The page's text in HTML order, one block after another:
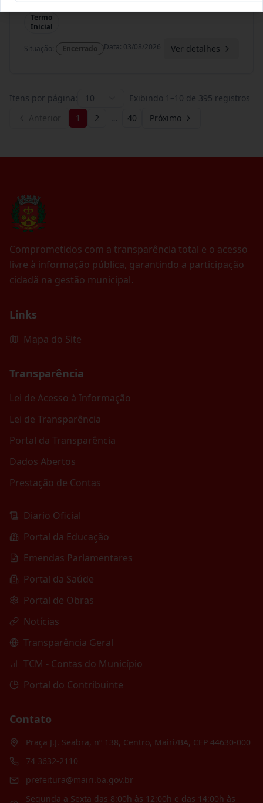
Termo
Inicial
Situação: Encerrado Data: 03/08/2026 Ver detalhes
Itens por página: 10 Exibindo 1 –10 de 395 registros
1 2 … 40 Próximo
Comprometidos com a transparência total e o acesso
livre à informação pública, garantindo a participação
cidadã na gestão municipal.
Links
Mapa do Site
Transparência
Lei de Acesso à Informação
Lei de Transparência
Portal da Transparência
Dados Abertos
Prestação de Contas
Diario Oficial
Portal da Educação
Emendas Parlamentares
Portal da Saúde
Portal de Obras
Notícias
Transparência Geral
TCM - Contas do Município
Portal do Contribuinte
Contato
Praça J.J. Seabra, nº 138, Centro, Mairi/BA, CEP 44630-000
74 3632-2110
prefeitura@mairi.ba.gov.br
Segunda a Sexta das 8:00h às 12:00h e das 14:00h às